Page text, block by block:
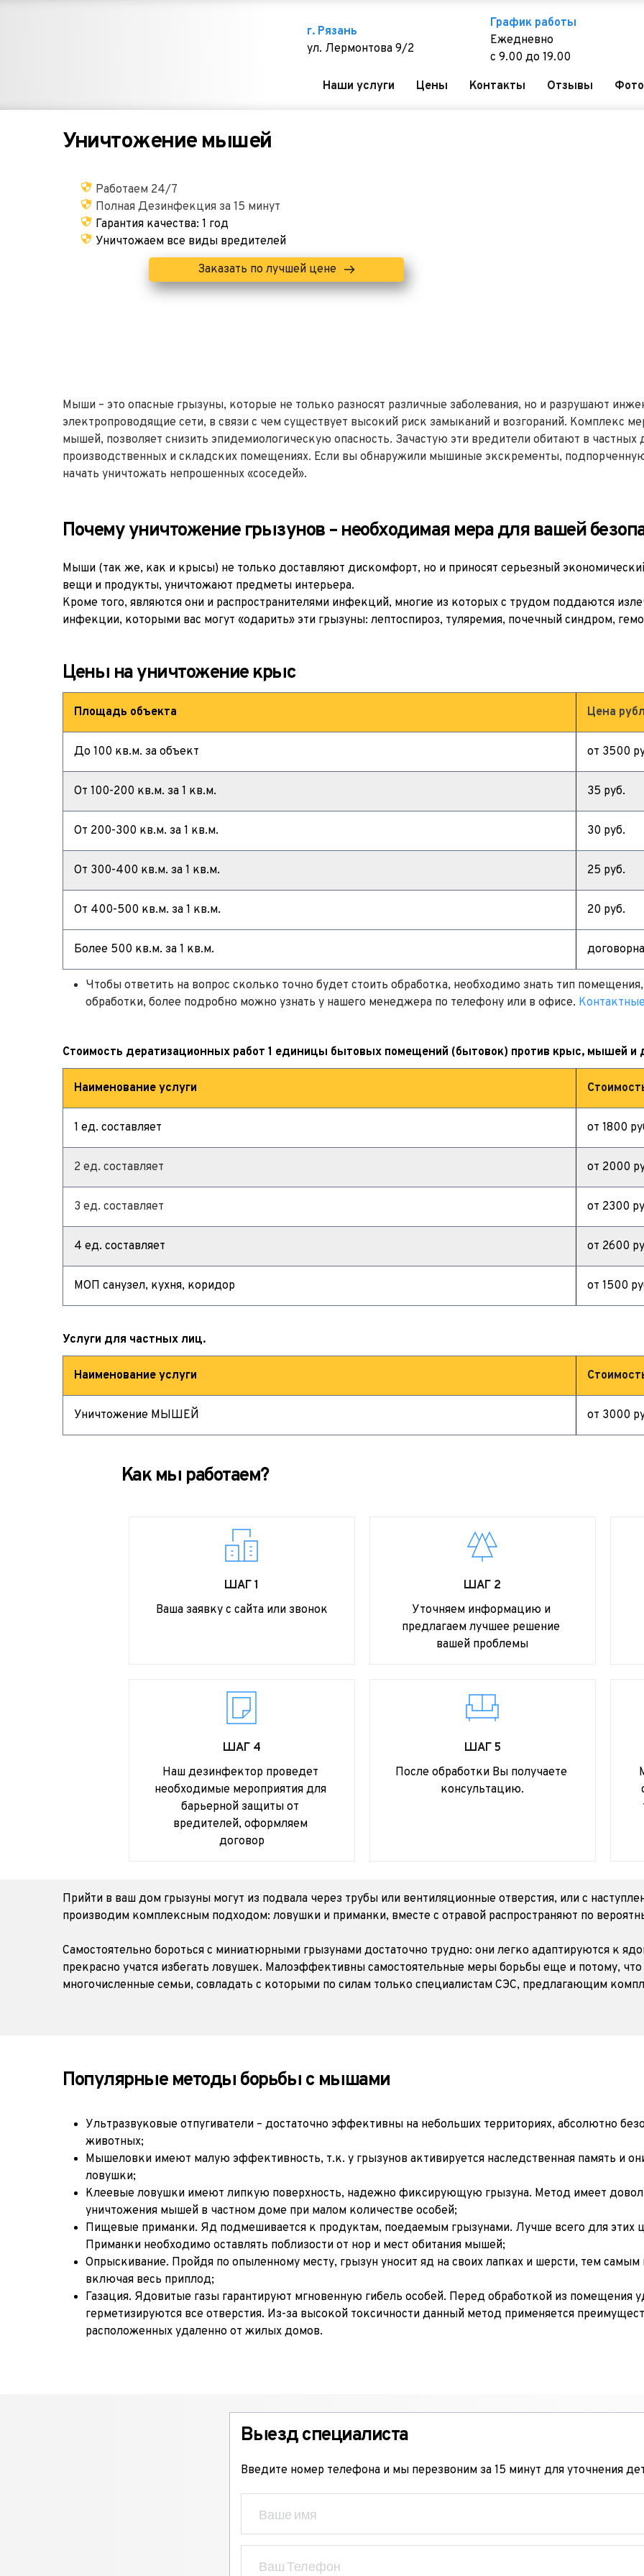
г. Рязань
ул. Лермонтова 9/2
График работы
Ежедневно
с 9.00 до 19.00
Наши услуги Цены Контакты Отзывы Фото
Уничтожение мышей
Работаем 24/7
Полная Дезинфекция за 15 минут
Гарантия качества: 1 год
Уничтожаем все виды вредителей
Заказать по лучшей цене
Мыши – это опасные грызуны, которые не только разносят различные заболевания, но и разрушают
электропроводящие сети, в связи с чем существует высокий риск замыканий и возгораний. Комплекс
мышей, позволяет снизить эпидемиологическую опасность. Зачастую эти вредители обитают в
производственных и складских помещениях. Если вы обнаружили мышиные экскременты,
начать уничтожать непрошенных «соседей».
Почему уничтожение грызунов – необходимая мера для вашей
Мыши (так же, как и крысы) не только доставляют дискомфорт, но и приносят серьезный
вещи и продукты, уничтожают предметы интерьера.
Кроме того, являются они и распространителями инфекций, многие из которых с трудом поддаются
инфекции, которыми вас могут «одарить» эти грызуны: лептоспироз, туляремия, почечный синдром,
Цены на уничтожение крыс
Площадь объекта Цена
До 100 кв.м. за объект от 3500
От 100-200 кв.м. за 1 кв.м. 35 руб.
От 200-300 кв.м. за 1 кв.м. 30 руб.
От 300-400 кв.м. за 1 кв.м. 25 руб.
От 400-500 кв.м. за 1 кв.м. 20 руб.
Более 500 кв.м. за 1 кв.м.
Чтобы ответить на вопрос сколько точно будет стоить обработка, необходимо знать тип
обработки, более подробно можно узнать у нашего менеджера по телефону или в офисе.
Стоимость дератизационных работ 1 единицы бытовых помещений (бытовок) против крыс, мышей и
Наименование услуги
1 ед. составляет от 1800
2 ед. составляет от 2000
3 ед. составляет от 2300
4 ед. составляет от 2600
МОП санузел, кухня, коридор от 1500
Услуги для частных лиц.
Наименование услуги
Уничтожение МЫШЕЙ от 3000
Как мы работаем?
ШАГ 1
Ваша заявку с сайта или звонок
ШАГ 2
Уточняем информацию и
предлагаем лучшее решение
вашей проблемы
ШАГ 4
Наш дезинфектор проведет
необходимые мероприятия для
барьерной защиты от
вредителей, оформляем
договор
ШАГ 5
После обработки Вы получаете
консультацию.
Прийти в ваш дом грызуны могут из подвала через трубы или вентиляционные отверстия, или с
производим комплексным подходом: ловушки и приманки, вместе с отравой распространяют по
Самостоятельно бороться с миниатюрными грызунами достаточно трудно: они легко адаптируются к
прекрасно учатся избегать ловушек. Малоэффективны самостоятельные меры борьбы еще и потому,
многочисленные семьи, совладать с которыми по силам только специалистам СЭС, предлагающим
Популярные методы борьбы с мышами
Ультразвуковые отпугиватели – достаточно эффективны на небольших территориях, абсолютно
животных;
Мышеловки имеют малую эффективность, т.к. у грызунов активируется наследственная память и
ловушки;
Клеевые ловушки имеют липкую поверхность, надежно фиксирующую грызуна. Метод имеет
уничтожения мышей в частном доме при малом количестве особей;
Пищевые приманки. Яд подмешивается к продуктам, поедаемым грызунами. Лучше всего для этих
Приманки необходимо оставлять поблизости от нор и мест обитания мышей;
Опрыскивание. Пройдя по опыленному месту, грызун уносит яд на своих лапках и шерсти, тем
включая весь приплод;
Газация. Ядовитые газы гарантируют мгновенную гибель особей. Перед обработкой из
герметизируются все отверстия. Из-за высокой токсичности данный метод применяется
расположенных удаленно от жилых домов.
Выезд специалиста
Введите номер телефона и мы перезвоним за 15 минут для уточнения